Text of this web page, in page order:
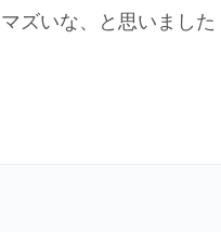
ズいな、と思いました